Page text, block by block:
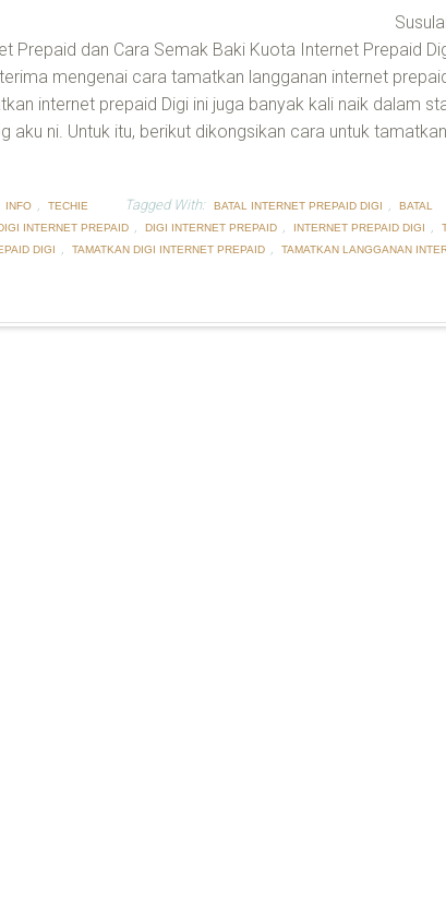
Prepaid dan Cara Semak Baki Kuota Internet Prepaid
mengenai cara tamatkan langganan internet
internet prepaid Digi ini juga banyak kali naik dalam
aku ni. Untuk itu, berikut dikongsikan cara untuk
INFO , TECHIE Tagged With: BATAL INTERNET PREPAID DIGI ,
BATAL
INTERNET PREPAID , DIGI INTERNET PREPAID , INTERNET PREPAID DIGI ,
DIGI
, TAMATKAN DIGI INTERNET PREPAID ,
TAMATKAN LANGGANAN